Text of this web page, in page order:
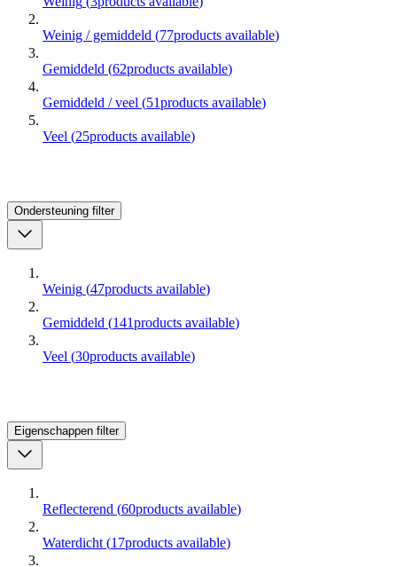
Weinig / gemiddeld (77products available)
Gemiddeld (62products available)
Gemiddeld / veel (51products available)
Veel (25products available)
Ondersteuning filter
Weinig (47products available)
Gemiddeld (141products available)
Veel (30products available)
Eigenschappen filter
Reflecterend (60products available)
Waterdicht (17products available)